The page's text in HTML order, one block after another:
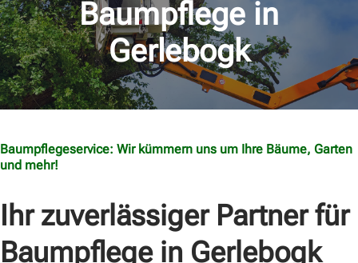
Baumpflege in
Gerlebogk
Baumpflegeservice: Wir kümmern uns um Ihre Bäume, Garten
und mehr!
Ihr zuverlässiger Partner für
Baumpflege in Gerlebogk